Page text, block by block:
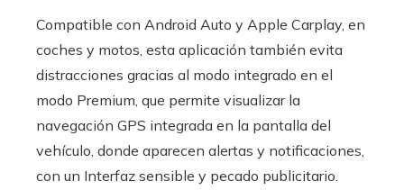
Compatible con Android Auto y Apple Carplay, en
coches y motos, esta aplicación también evita
distracciones gracias al modo integrado en el
modo Premium, que permite visualizar la
navegación GPS integrada en la pantalla del
vehículo, donde aparecen alertas y notificaciones,
con un Interfaz sensible y pecado publicitario.